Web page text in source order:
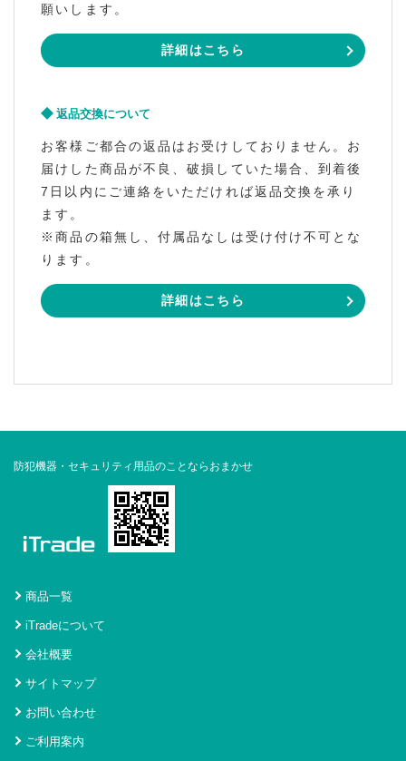
願いします。
詳細はこちら
返品交換について
お客様ご都合の返品はお受けしておりません。お
届けした商品が不良、破損していた場合、到着後
7日以内にご連絡をいただければ返品交換を承り
ます。
※商品の箱無し、付属品なしは受け付け不可とな
ります。
詳細はこちら
防犯機器・セキュリティ用品のことならおまかせ
商品一覧
iTradeについて
会社概要
サイトマップ
お問い合わせ
ご利用案内